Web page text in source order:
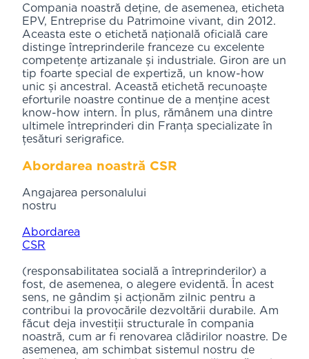
Compania noastră deține, de asemenea, eticheta
EPV, Entreprise du Patrimoine vivant, din 2012.
Aceasta este o etichetă națională oficială care
distinge întreprinderile franceze cu excelente
competențe artizanale și industriale. Giron are un
tip foarte special de expertiză, un know-how
unic și ancestral. Această etichetă recunoaște
eforturile noastre continue de a menține acest
know-how intern. În plus, rămânem una dintre
ultimele întreprinderi din Franța specializate în
țesături serigrafice.
Abordarea noastră CSR
Angajarea personalului
nostru
Abordarea
CSR
(responsabilitatea socială a întreprinderilor) a
fost, de asemenea, o alegere evidentă. În acest
sens, ne gândim și acționăm zilnic pentru a
contribui la provocările dezvoltării durabile. Am
făcut deja investiții structurale în compania
noastră, cum ar fi renovarea clădirilor noastre. De
asemenea, am schimbat sistemul nostru de